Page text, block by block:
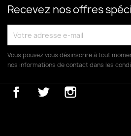
Recevez nos offres
Vous pouvez vous désinscrire à tout
nos informations de contact dans les
FacebookTwitter